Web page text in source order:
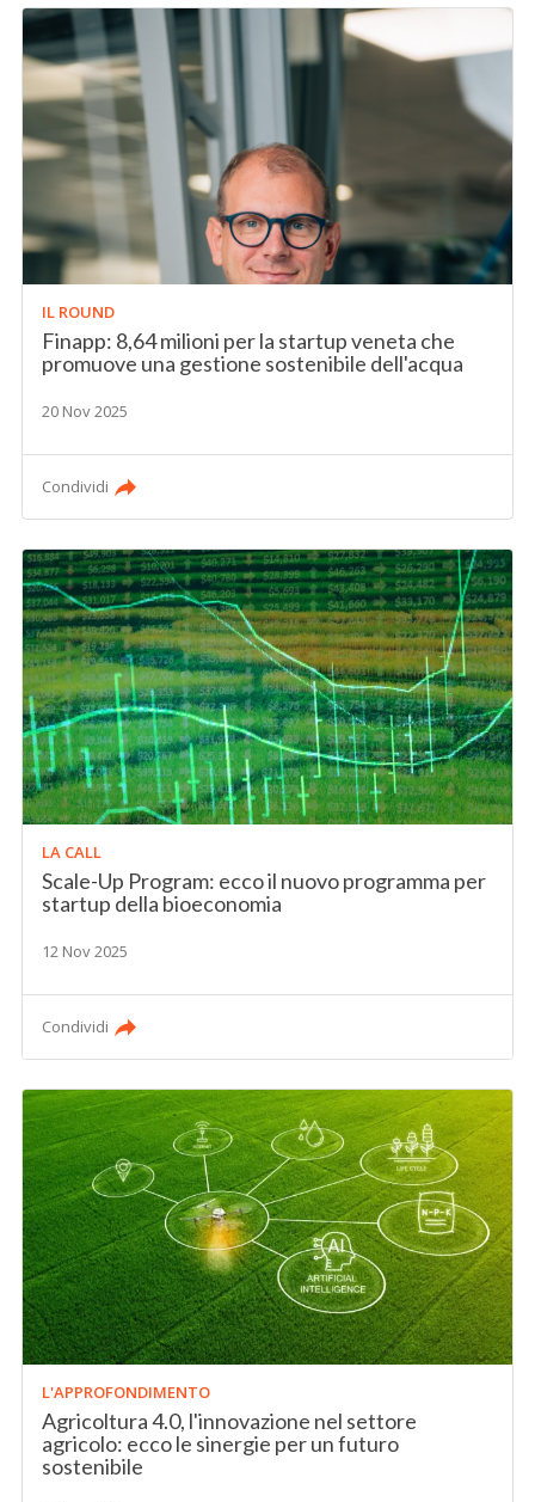
IL ROUND
Finapp: 8,64 milioni per la startup veneta che
promuove una gestione sostenibile dell'acqua
20 Nov 2025
Condividi
LA CALL
Scale-Up Program: ecco il nuovo programma per
startup della bioeconomia
12 Nov 2025
Condividi
L'APPROFONDIMENTO
Agricoltura 4.0, l'innovazione nel settore
agricolo: ecco le sinergie per un futuro
sostenibile